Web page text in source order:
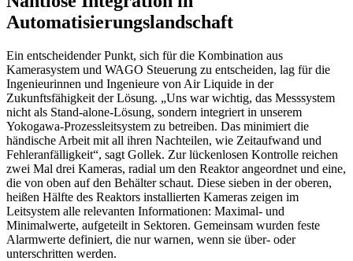
Automatisierungslandschaft
Ein entscheidender Punkt, sich für die Kombination aus
Kamerasystem und WAGO Steuerung zu entscheiden, lag für die
Ingenieurinnen und Ingenieure von Air Liquide in der
Zukunftsfähigkeit der Lösung. „Uns war wichtig, das Messsystem
nicht als Stand-alone-Lösung, sondern integriert in unserem
Yokogawa-Prozessleitsystem zu betreiben. Das minimiert die
händische Arbeit mit all ihren Nachteilen, wie Zeitaufwand und
Fehleranfälligkeit“, sagt Gollek. Zur lückenlosen Kontrolle reichen
zwei Mal drei Kameras, radial um den Reaktor angeordnet und eine,
die von oben auf den Behälter schaut. Diese sieben in der oberen,
heißen Hälfte des Reaktors installierten Kameras zeigen im
Leitsystem alle relevanten Informationen: Maximal- und
Minimalwerte, aufgeteilt in Sektoren. Gemeinsam wurden feste
Alarmwerte definiert, die nur warnen, wenn sie über- oder
unterschritten werden.